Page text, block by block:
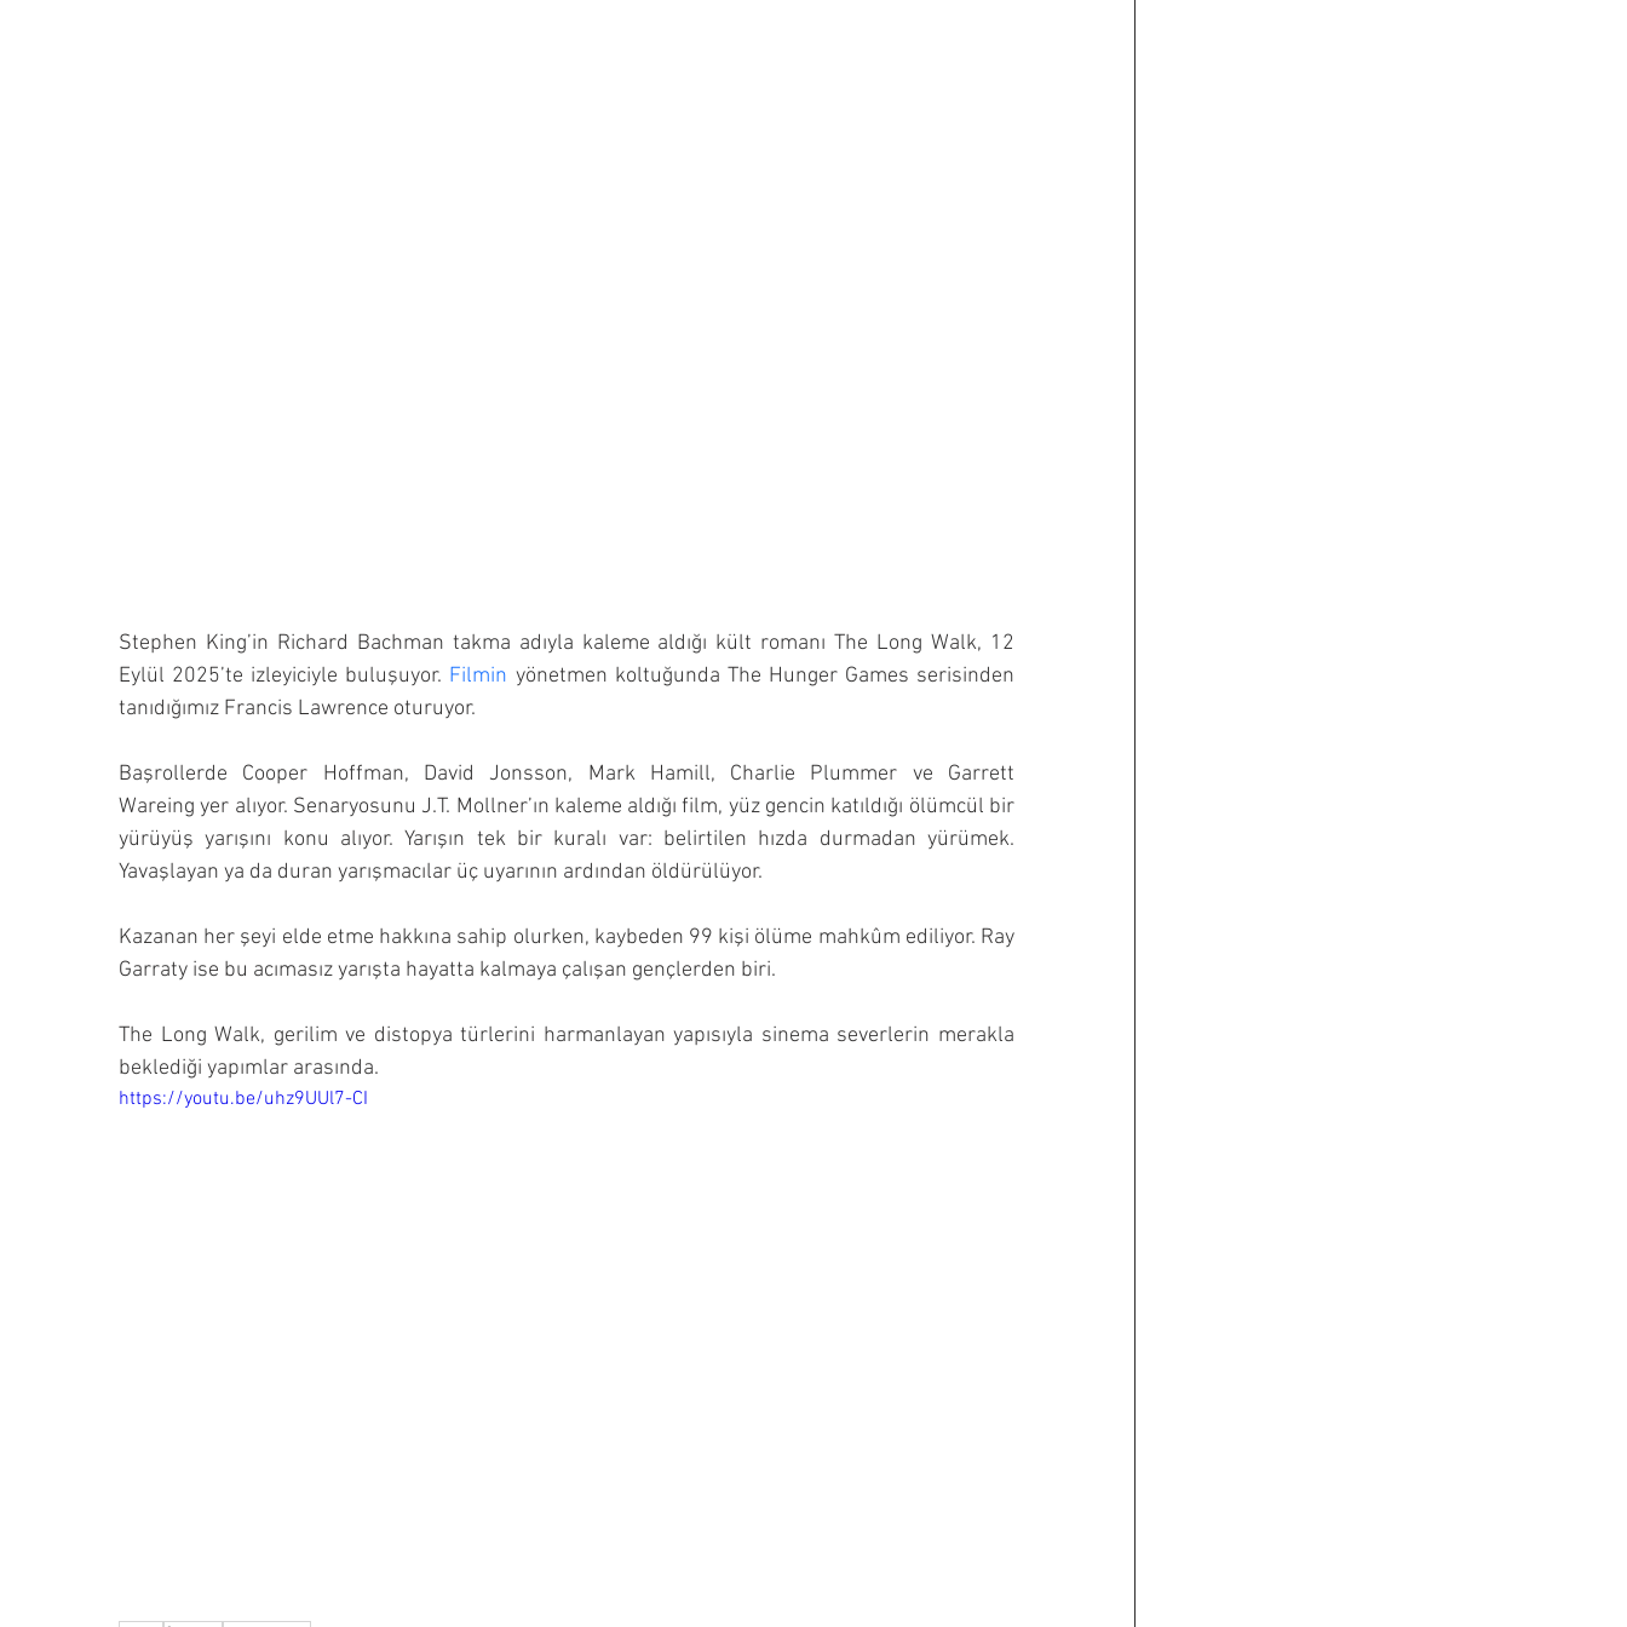
Stephen King’in Richard Bachman takma adıyla kaleme aldığı kült romanı The Long Walk, 12
Eylül 2025’te izleyiciyle buluşuyor. Filmin yönetmen koltuğunda The Hunger Games serisinden
tanıdığımız Francis Lawrence oturuyor.
Başrollerde Cooper Hoffman, David Jonsson, Mark Hamill, Charlie Plummer ve Garrett
Wareing yer alıyor. Senaryosunu J.T. Mollner’ın kaleme aldığı film, yüz gencin katıldığı ölümcül bir
yürüyüş yarışını konu alıyor. Yarışın tek bir kuralı var: belirtilen hızda durmadan yürümek.
Yavaşlayan ya da duran yarışmacılar üç uyarının ardından öldürülüyor.
Kazanan her şeyi elde etme hakkına sahip olurken, kaybeden 99 kişi ölüme mahkûm ediliyor. Ray
Garraty ise bu acımasız yarışta hayatta kalmaya çalışan gençlerden biri.
The Long Walk, gerilim ve distopya türlerini harmanlayan yapısıyla sinema severlerin merakla
beklediği yapımlar arasında.
https://youtu.be/uhz9UUl7-CI